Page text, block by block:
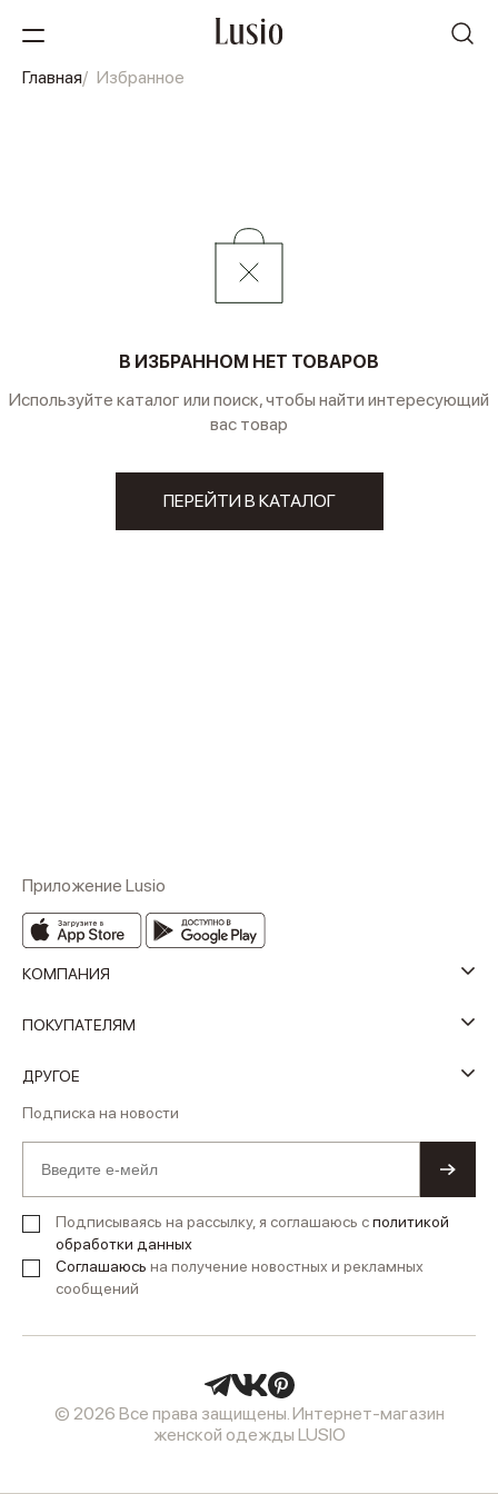
Главная Избранное
В ИЗБРАННОМ НЕТ ТОВАРОВ
Используйте каталог или поиск, чтобы найти интересующий
вас товар
ПЕРЕЙТИ В КАТАЛОГ
Приложение Lusio
КОМПАНИЯ
ПОКУПАТЕЛЯМ
ДРУГОЕ
Подписка на новости
Подписываясь на рассылку, я соглашаюсь сполитикой
обработки данных
Соглашаюсь на получение новостных и рекламных
сообщений
© 2026 Все права защищены. Интернет-магазин
женской одежды LUSIO